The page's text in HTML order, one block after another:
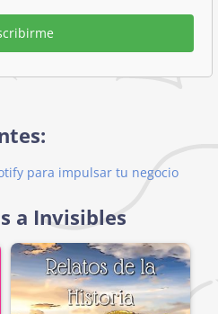
para impulsar tu negocio
a Invisibles